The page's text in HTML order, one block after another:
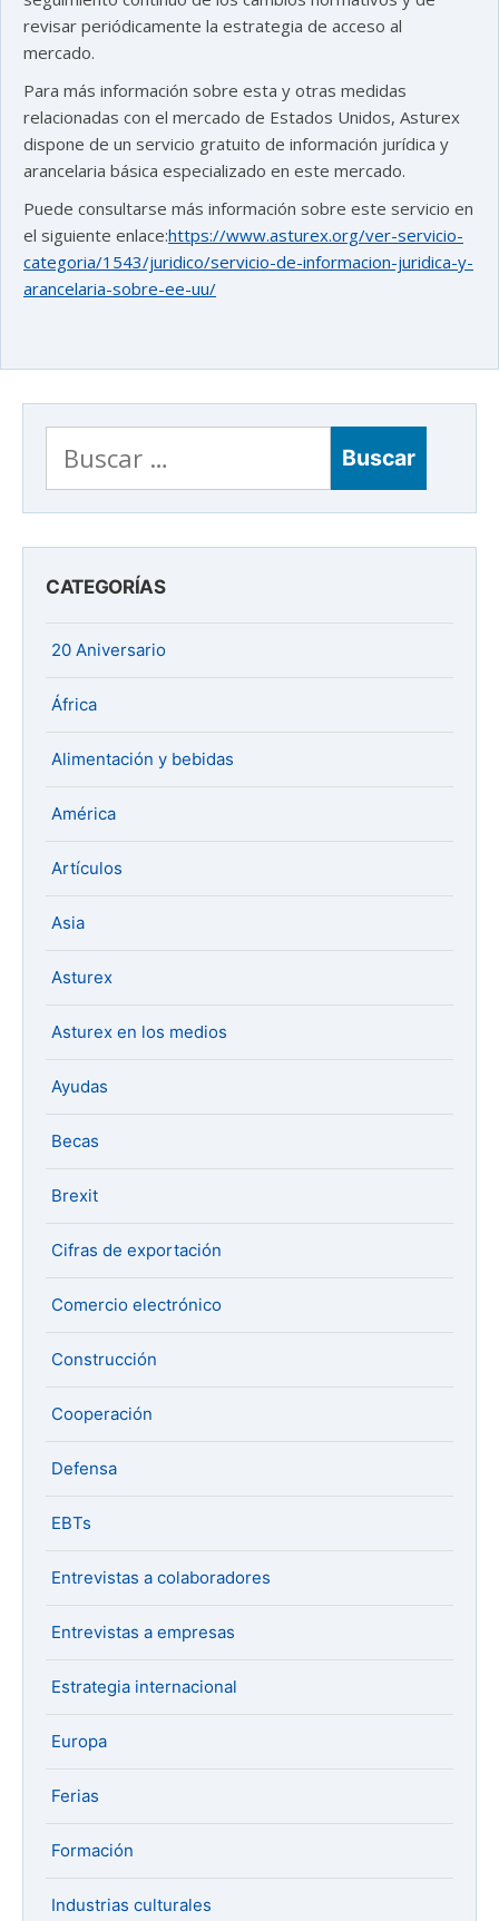
revisar periódicamente la estrategia de acceso al
mercado.
Para más información sobre esta y otras medidas
relacionadas con el mercado de Estados Unidos, Asturex
dispone de un servicio gratuito de información jurídica y
arancelaria básica especializado en este mercado.
Puede consultarse más información sobre este servicio en
el siguiente enlace:https://www.asturex.org/ver-servicio-
categoria/1543/juridico/servicio-de-informacion-juridica-y-
arancelaria-sobre-ee-uu/
Buscar:
CATEGORÍAS
20 Aniversario
África
Alimentación y bebidas
América
Artículos
Asia
Asturex
Asturex en los medios
Ayudas
Becas
Brexit
Cifras de exportación
Comercio electrónico
Construcción
Cooperación
Defensa
EBTs
Entrevistas a colaboradores
Entrevistas a empresas
Estrategia internacional
Europa
Ferias
Formación
Industrias culturales